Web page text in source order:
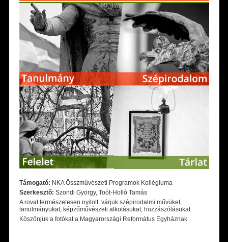
Támogató: NKA Összművészeti Programok Kollégiuma
Szerkesztő: Szondi György, Toót-Holló Tamás
A rovat természetesen nyitott: várjuk szépirodalmi művüket,
tanulmányukat, képzőművészeti alkotásukat, hozzászólásukat.
Köszönjük a fotókat a Magyarországi Református Egyháznak